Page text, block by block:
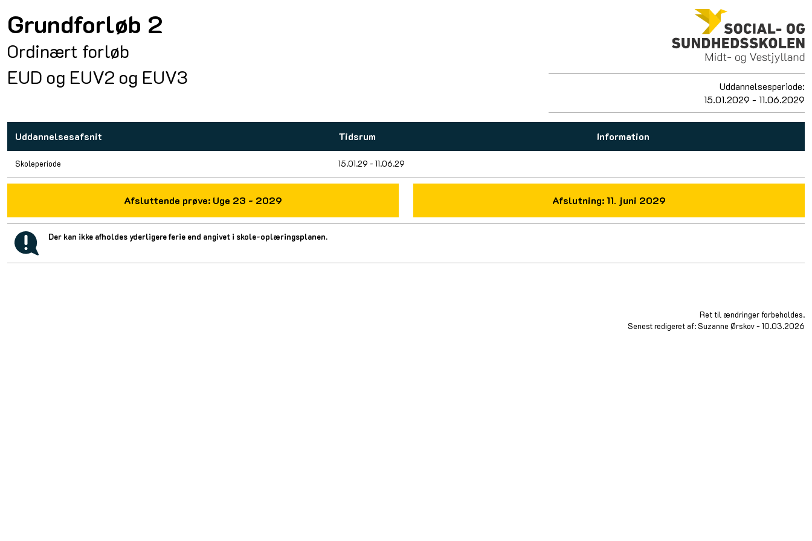
Grundforløb 2
Ordinært forløb
EUD og EUV2 og EUV3
Uddannelsesperiode:
15.01.2029 - 11.06.2029
Uddannelsesafsnit Tidsrum Information
Skoleperiode 15.01.29 - 11.06.29
Afsluttende prøve: Uge 23 - 2029 Afslutning:11. juni 2029
Der kan ikke afholdes yderligere ferie end angivet i skole-oplæringsplanen.
Ret til ændringer forbeholdes.
Senest redigeret af: Suzanne Ørskov - 10.03.2026